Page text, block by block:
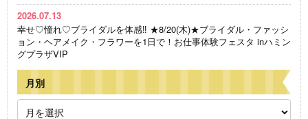
2026.07.13
幸せ♡憧れ♡ブライダルを体感‼ ★8/20(木)★ブライダル・ファッシ
ョン・ヘアメイク・フラワーを1日で！お仕事体験フェスタ inハミン
グプラザVIP
月別